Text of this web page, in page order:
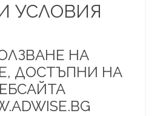
УСЛОВИЯ
НА
ДОСТЪПНИ НА